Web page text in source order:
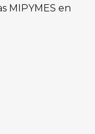
MIPYMES en